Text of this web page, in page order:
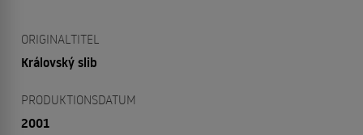
ORIGINALTITEL
Královský slib
PRODUKTIONSDATUM
2001